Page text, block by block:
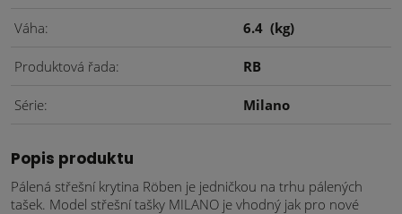
Váha 6.4 (kg)
Produktová řada RB
Série Milano
Popis produktu
Pálená střešní krytina Röben je jedničkou na trhu pálených
tašek. Model střešní tašky MILANO je vhodný jak pro nové